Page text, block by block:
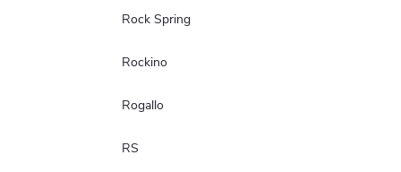
Rock Spring
Rockino
Rogallo
RS